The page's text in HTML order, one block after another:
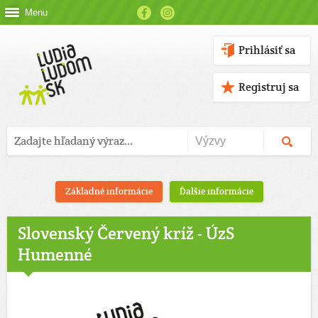
Menu
Prihlásiť sa
Registruj sa
Základné informácie Ďalšie informácie
Slovenský Červený kríž - ÚzS
Humenné